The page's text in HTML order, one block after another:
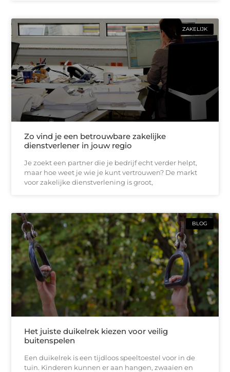
ZAKELIJK
Zo vind je een betrouwbare zakelijke
dienstverlener in jouw regio
Je zoekt een partner die je bedrijf echt verder helpt,
maar hoe weet je wie je kunt vertrouwen? De markt
voor zakelijke dienstverlening is groot,
BLOG
Het juiste duikelrek kiezen voor veilig
buitenspelen
Een duikelrek is een tijdloos speeltoestel voor in de
tuin. Kinderen kunnen er aan hangen, zwaaien en